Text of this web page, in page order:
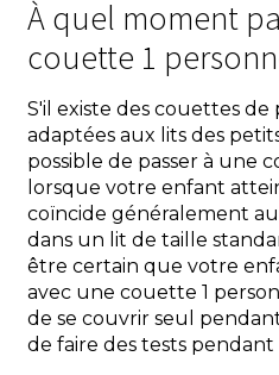
À quel moment
couette 1
S'il existe des couettes de
adaptées aux lits des
possible de passer à une
lorsque votre enfant
coïncide généralement
dans un lit de taille
être certain que votre
avec une couette 1
de se couvrir seul
de faire des tests pendant